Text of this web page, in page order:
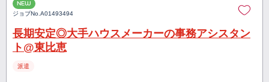
NEW
ジョブNo.A01493494
長期安定◎大手ハウスメーカーの事務アシスタン
ト@東比恵
派遣